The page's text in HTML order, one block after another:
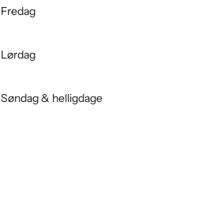
Fredag
Lørdag
Søndag & helligdage